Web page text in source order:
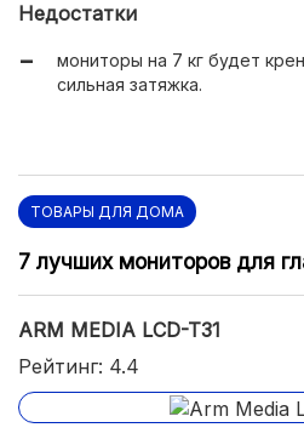
Недостатки
мониторы на 7 кг будет
сильная затяжка.
ТОВАРЫ ДЛЯ ДОМА
7 лучших мониторов для
ARM MEDIA LCD-T31
Рейтинг: 4.4